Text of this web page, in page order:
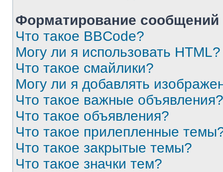
Форматирование
Что такое BBCode?
Могу ли я использовать HTML?
Что такое смайлики?
Могу ли я добавлять
Что такое важные объявления?
Что такое объявления?
Что такое прилепленные
Что такое закрытые темы?
Что такое значки тем?